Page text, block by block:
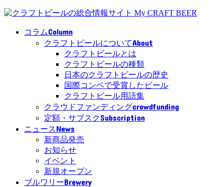
コラムColumn
クラフトビールについてAbout
クラフトビールとは
クラフトビールの種類
日本のクラフトビールの歴史
国際コンペで受賞したビール
クラフトビール用語集
クラウドファンディングcrowdfunding
定額・サブスクSubscription
ニュースNews
新商品発売
お知らせ
イベント
新規オープン
ブルワリーBrewery